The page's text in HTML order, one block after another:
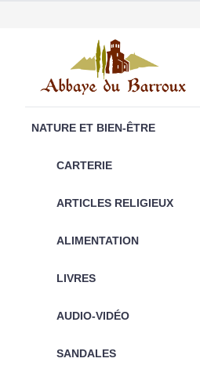
NATURE ET BIEN-ÊTRE
CARTERIE
ARTICLES RELIGIEUX
ALIMENTATION
LIVRES
AUDIO-VIDÉO
SANDALES